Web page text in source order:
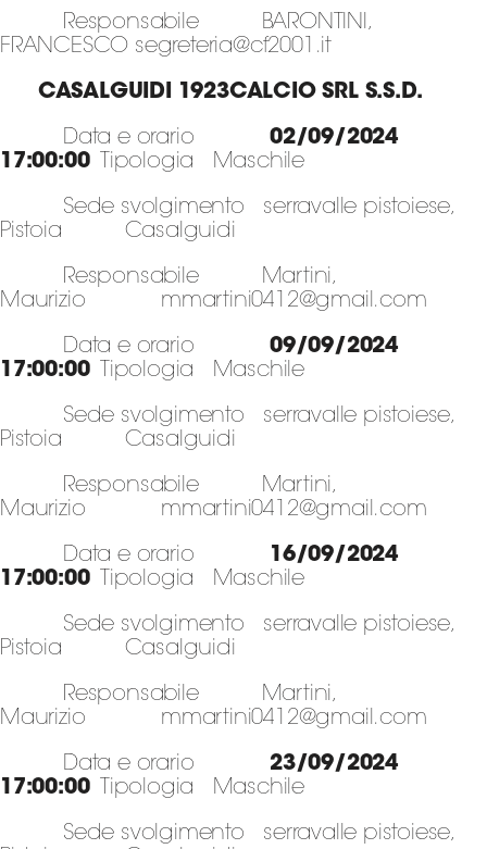
Responsabile BARONTINI,
FRANCESCO segreteria@cf2001.it
CASALGUIDI 1923CALCIO SRL S.S.D.
Data e orario 02/09/2024
17:00:00Tipologia Maschile
Sede svolgimento serravalle pistoiese,
Pistoia Casalguidi
Responsabile Martini,
Maurizio mmartini0412@gmail.com
Data e orario 09/09/2024
17:00:00Tipologia Maschile
Sede svolgimento serravalle pistoiese,
Pistoia Casalguidi
Responsabile Martini,
Maurizio mmartini0412@gmail.com
Data e orario 16/09/2024
17:00:00Tipologia Maschile
Sede svolgimento serravalle pistoiese,
Pistoia Casalguidi
Responsabile Martini,
Maurizio mmartini0412@gmail.com
Data e orario 23/09/2024
17:00:00Tipologia Maschile
Sede svolgimento serravalle pistoiese,